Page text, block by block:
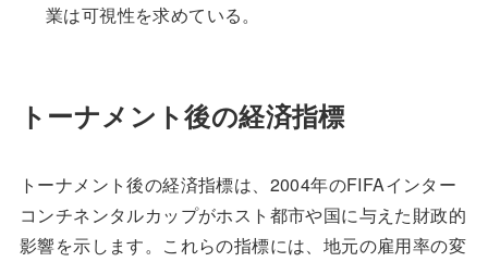
業は可視性を求めている。
トーナメント後の経済指標
トーナメント後の経済指標は、2004年のFIFAインター
コンチネンタルカップがホスト都市や国に与えた財政的
影響を示します。これらの指標には、地元の雇用率の変